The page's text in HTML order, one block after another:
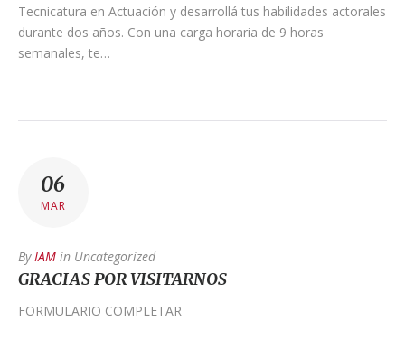
Tecnicatura en Actuación y desarrollá tus habilidades actorales
durante dos años. Con una carga horaria de 9 horas
semanales, te…
06
MAR
ByIAM in Uncategorized
GRACIAS POR VISITARNOS
FORMULARIO COMPLETAR